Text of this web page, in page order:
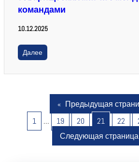
командами
10.12.2025
Далее
« Предыдущая
1
… 19 20 21 22
Следующая страница